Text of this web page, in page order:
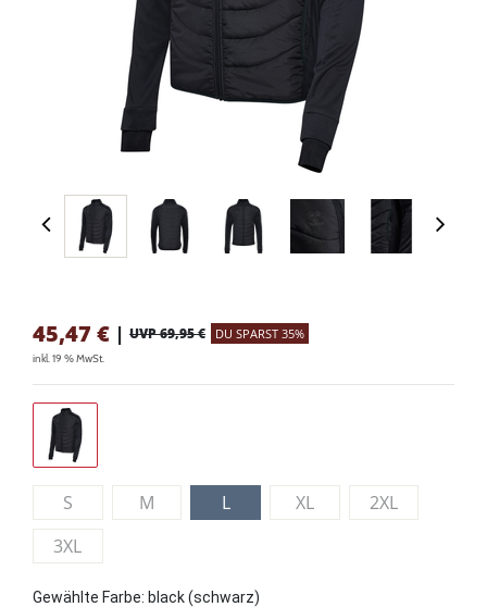
45,47 € | UVP 69,95 € DU SPARST 35%
inkl. 19 % MwSt.
S M L XL
2XL
3XL
Gewählte Farbe: black (schwarz)